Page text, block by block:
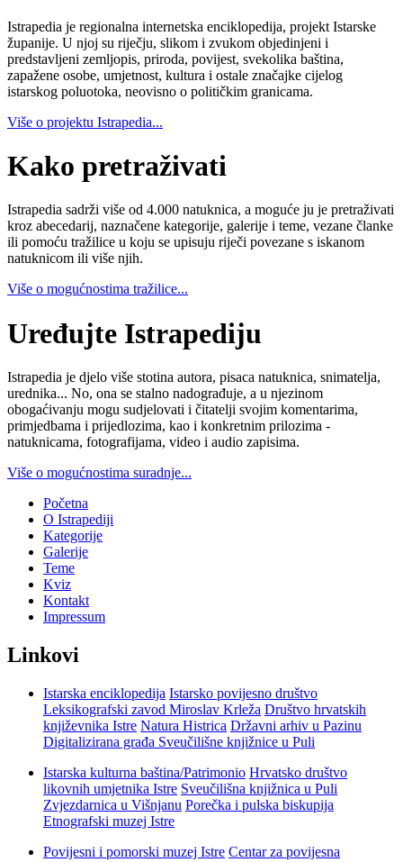
Istrapedia je regionalna internetska enciklopedija, projekt Istarske
županije. U njoj su riječju, slikom i zvukom objedinjeni i
predstavljeni zemljopis, priroda, povijest, svekolika baština,
zapažene osobe, umjetnost, kultura i ostale značajke cijelog
istarskog poluotoka, neovisno o političkim granicama.
Više o projektu Istrapedia...
Kako pretraživati
Istrapedia sadrži više od 4.000 natuknica, a moguće ju je pretraživati
kroz abecedarij, naznačene kategorije, galerije i teme, vezane članke
ili pomoću tražilice u koju se upisuju riječi povezane s iskanom
natuknicom ili više njih.
Više o mogućnostima tražilice...
Uređujte Istrapediju
Istrapedia je djelo više stotina autora, pisaca natuknica, snimatelja,
urednika... No, ona se stalno nadograđuje, a u njezinom
obogaćivanju mogu sudjelovati i čitatelji svojim komentarima,
primjedbama i prijedlozima, kao i konkretnim prilozima -
natuknicama, fotografijama, video i audio zapisima.
Više o mogućnostima suradnje...
Početna
O Istrapediji
Kategorije
Galerije
Teme
Kviz
Kontakt
Impressum
Linkovi
Istarska enciklopedija Istarsko povijesno društvo
Leksikografski zavod Miroslav Krleža Društvo hrvatskih
književnika Istre Natura Histrica Državni arhiv u Pazinu
Digitalizirana građa Sveučilišne knjižnice u Puli
Istarska kulturna baština/Patrimonio Hrvatsko društvo
likovnih umjetnika Istre Sveučilišna knjižnica u Puli
Zvjezdarnica u Višnjanu Porečka i pulska biskupija
Etnografski muzej Istre
Povijesni i pomorski muzej Istre Centar za povijesna